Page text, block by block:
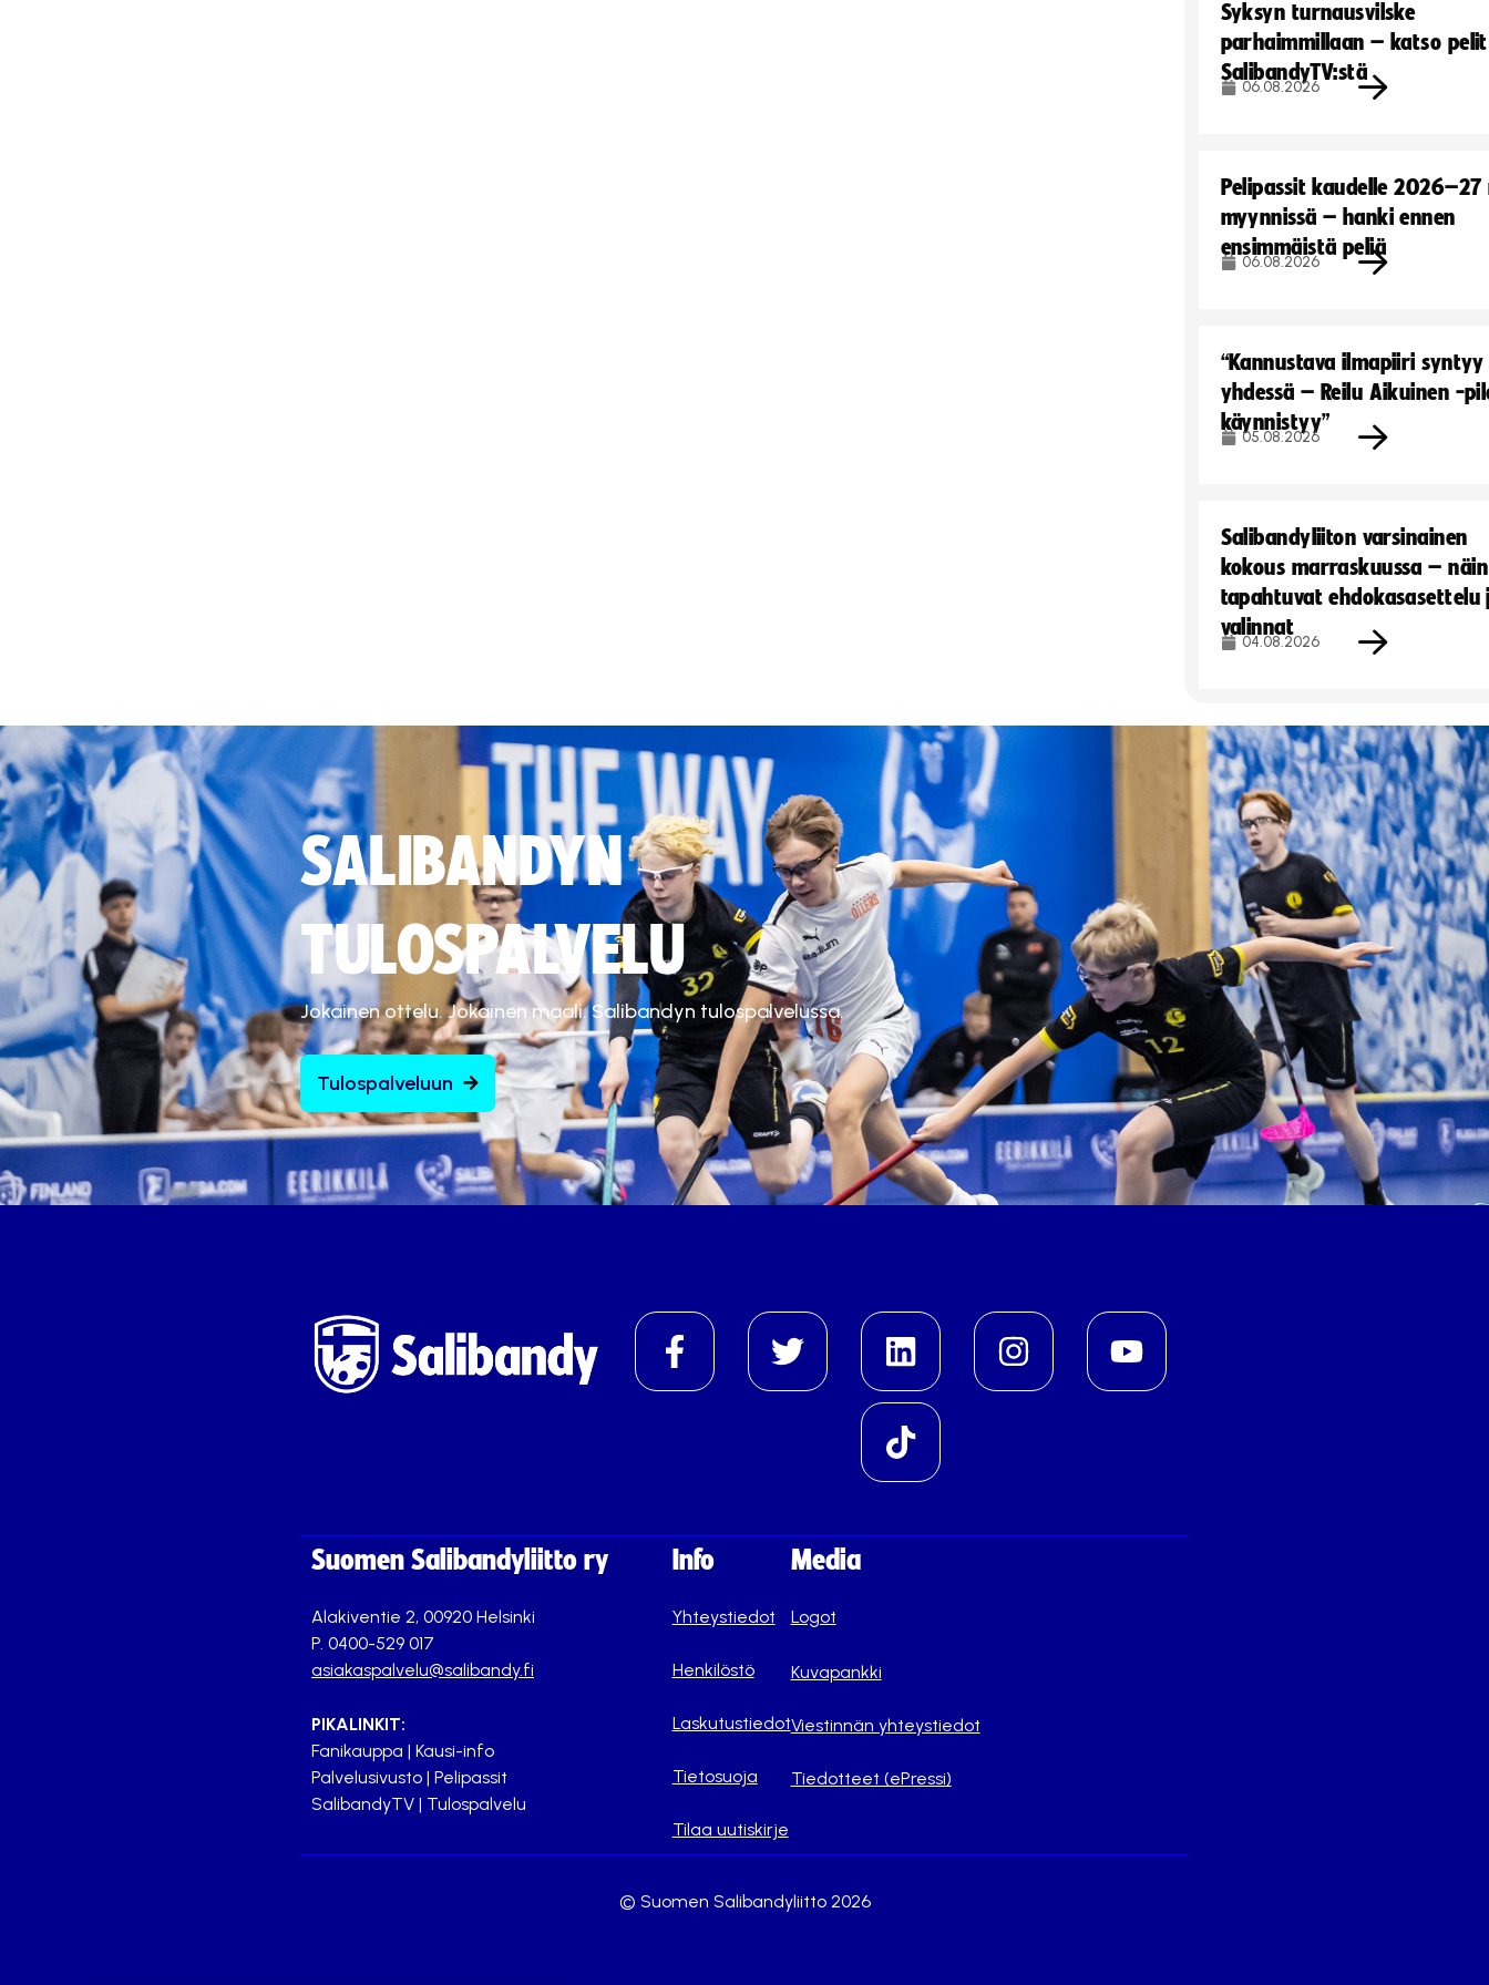
Syksyn turnausvilske
parhaimmillaan – katso pelit
SalibandyTV:stä
06.08.2026
Pelipassit kaudelle
myynnissä – hanki ennen
ensimmäistä peliä
06.08.2026
“Kannustava ilmapiiri syntyy
yhdessä – Reilu Aikuinen -
käynnistyy”
05.08.2026
Salibandyliiton varsinainen
kokous marraskuussa – näin
tapahtuvat ehdokasasettelu
valinnat
04.08.2026
SALIBANDYN
TULOSPALVELU
Jokainen ottelu. Jokainen maali. Salibandyn tulospalvelussa.
Tulospalveluun
Suomen Salibandyliitto ry
Alakiventie 2, 00920 Helsinki
P. 0400-529 017
asiakaspalvelu@salibandy.fi
PIKALINKIT:
Fanikauppa | Kausi-info
Palvelusivusto | Pelipassit
SalibandyTV | Tulospalvelu
Info
Yhteystiedot
Henkilöstö
Laskutustiedot
Tietosuoja
Tilaa uutiskirje
Media
Logot
Kuvapankki
Viestinnän yhteystiedot
Tiedotteet (ePressi)
© Suomen Salibandyliitto 2026